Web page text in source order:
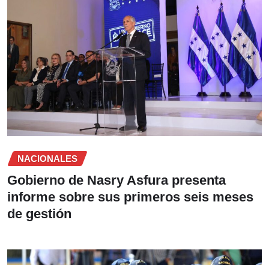
NACIONALES
Gobierno de Nasry Asfura presenta
informe sobre sus primeros seis meses
de gestión